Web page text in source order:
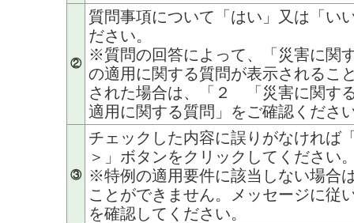
②
質問事項について「はい」又は「い
ださい。
※質問の回答によって、「災害に関
の適用に関する質問が表示されるこ
された場合は、「２ 「災害に関す
適用に関する質問」をご確認くださ
③
チェックした内容に誤りがなければ
＞」ボタンをクリックしてください
※特例の適用要件に該当しない場合
ことができません。メッセージに従
を確認してください。